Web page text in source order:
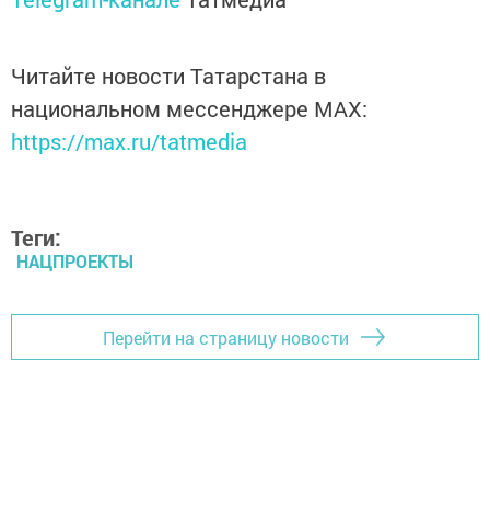
Читайте новости Татарстана в
национальном мессенджере MАХ:
https://max.ru/tatmedia
Теги:
НАЦПРОЕКТЫ
Перейти на страницу новости